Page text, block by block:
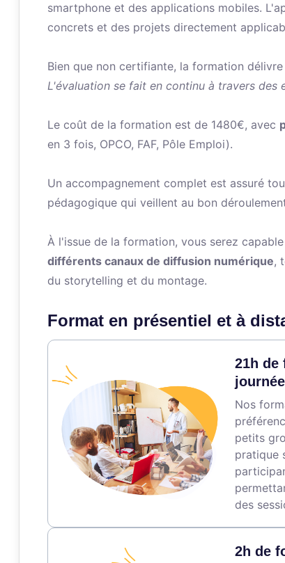
smartphone et des applications mobiles.
concrets et des projets directement
Bien que non certifiante, la formation
L'évaluation se fait en continu à travers des
Le coût de la formation est de 1480€, avec
en 3 fois, OPCO, FAF, Pôle Emploi).
Un accompagnement complet est assuré
pédagogique qui veillent au bon
À l'issue de la formation, vous serez
différents canaux de diffusion numérique,
du storytelling et du montage.
Format en présentiel et à
21h de
Nos
petits
pratique
des
2h de